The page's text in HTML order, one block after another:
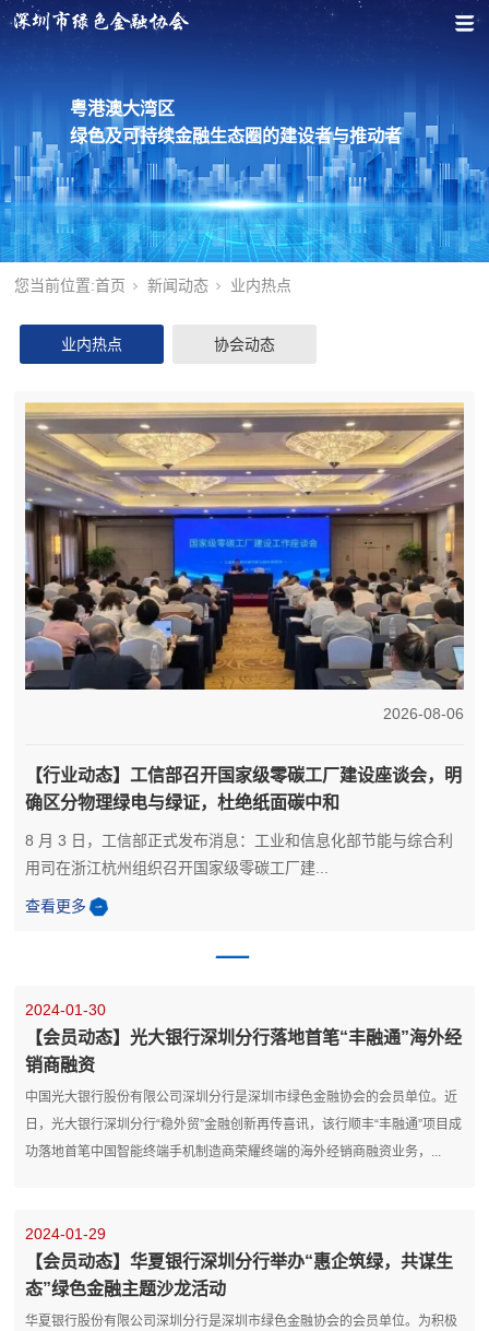
粤港澳大湾区
绿色及可持续金融生态圈的建设者与推动者
您当前位置:首页 新闻动态 业内热点
业内热点 协会动态
2026-08-06
【行业动态】工信部召开国家级零碳工厂建设座谈会，明
确区分物理绿电与绿证，杜绝纸面碳中和
8 月 3 日，工信部正式发布消息：工业和信息化部节能与综合利
用司在浙江杭州组织召开国家级零碳工厂建...
查看更多
2024-01-30
【会员动态】光大银行深圳分行落地首笔“丰融通”海外经
销商融资
中国光大银行股份有限公司深圳分行是深圳市绿色金融协会的会员单位。近
日，光大银行深圳分行“稳外贸”金融创新再传喜讯，该行顺丰“丰融通”项目成
功落地首笔中国智能终端手机制造商荣耀终端的海外经销商融资业务，...
2024-01-29
【会员动态】华夏银行深圳分行举办“惠企筑绿，共谋生
态”绿色金融主题沙龙活动
华夏银行股份有限公司深圳分行是深圳市绿色金融协会的会员单位。为积极